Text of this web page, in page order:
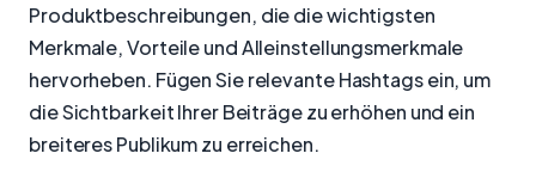
Produktbeschreibungen, die die wichtigsten
Merkmale, Vorteile und Alleinstellungsmerkmale
hervorheben. Fügen Sie relevante Hashtags ein, um
die Sichtbarkeit Ihrer Beiträge zu erhöhen und ein
breiteres Publikum zu erreichen.